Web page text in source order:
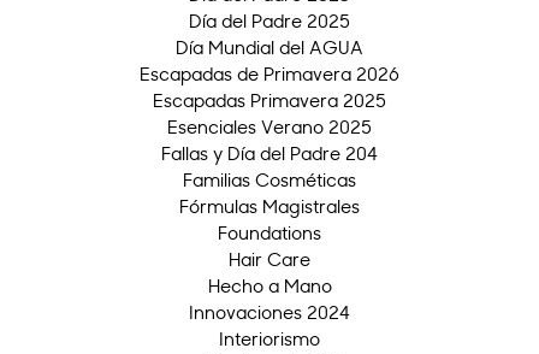
Día del Padre 2025
Día Mundial del AGUA
Escapadas de Primavera 2026
Escapadas Primavera 2025
Esenciales Verano 2025
Fallas y Día del Padre 204
Familias Cosméticas
Fórmulas Magistrales
Foundations
Hair Care
Hecho a Mano
Innovaciones 2024
Interiorismo